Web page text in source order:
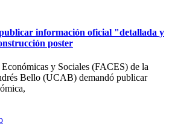
información oficial "detallada y
poster
y Sociales (FACES) de la
Bello (UCAB) demandó publicar